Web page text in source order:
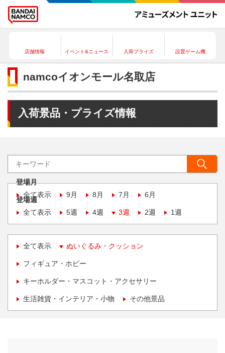
店舗情報 イベント&ニュース 入荷プライズ 設置ゲーム機
namcoイオンモール名取店
入荷景品・プライズ情報
登場月
全て表示
9月 8月 7月 6月
登場週
全て表示
5週 4週 3週 2週 1週
全て表示 ぬいぐるみ・クッション
フィギュア・ホビー
キーホルダー・マスコット・アクセサリー
生活雑貨・インテリア・小物 その他景品